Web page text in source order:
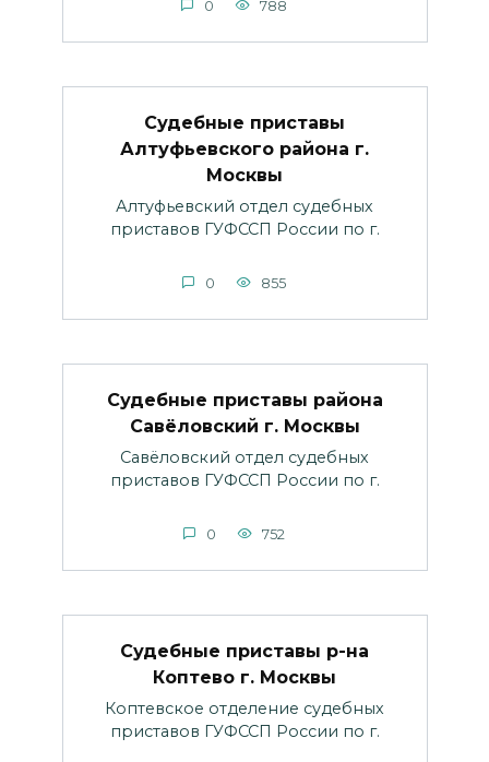
0 788
Судебные приставы
Алтуфьевского района г.
Москвы
Алтуфьевский отдел судебных
приставов ГУФССП России по г.
0 855
Судебные приставы района
Савёловский г. Москвы
Савёловский отдел судебных
приставов ГУФССП России по г.
0 752
Судебные приставы р-на
Коптево г. Москвы
Коптевское отделение судебных
приставов ГУФССП России по г.